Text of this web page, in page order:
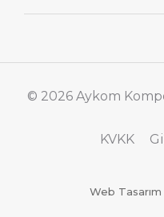
© 2026 Aykom
KVKK
Web Tasarım